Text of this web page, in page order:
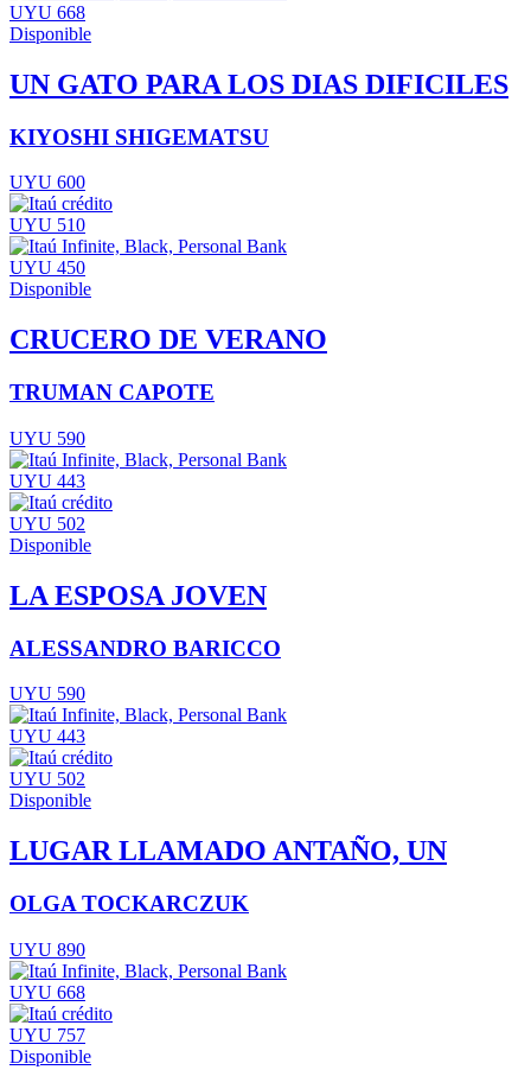
UYU 668
Disponible
UN GATO PARA LOS DIAS DIFICILES
KIYOSHI SHIGEMATSU
UYU 600
UYU 510
UYU 450
Disponible
CRUCERO DE VERANO
TRUMAN CAPOTE
UYU 590
UYU 443
UYU 502
Disponible
LA ESPOSA JOVEN
ALESSANDRO BARICCO
UYU 590
UYU 443
UYU 502
Disponible
LUGAR LLAMADO ANTAÑO, UN
OLGA TOCKARCZUK
UYU 890
UYU 668
UYU 757
Disponible